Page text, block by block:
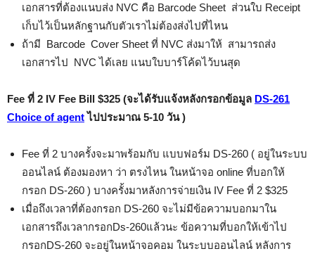
เอกสารที่ต้องแนบส่ง NVC คือ Barcode Sheet ส่วนใบ Receipt
เก็บไว้เป็นหลักฐานกับตัวเราไม่ต้องส่งไปที่ไหน
ถ้ามี Barcode Cover Sheet ที่ NVC ส่งมาให้ สามารถส่ง
เอกสารไป NVC ได้เลย แนบใบบาร์โค้ดไว้บนสุด
Fee ที่ 2 IV Fee Bill $325 (จะได้รับแจ้งหลังกรอกข้อมูล DS-261
Choice of agentไปประมาณ 5-10 วัน )
Fee ที่ 2 บางครั้งจะมาพร้อมกับ แบบฟอร์ม DS-260 ( อยู่ในระบบ
ออนไลน์ ต้องมองหา ว่า ตรงไหน ในหน้าจอ online ที่บอกให้
กรอก DS-260 ) บางครั้งมาหลังการจ่ายเงิน IV Fee ที่ 2 $325
เมื่อถึงเวลาที่ต้องกรอก DS-260 จะไม่มีข้อความบอกมาใน
เอกสารถึงเวลากรอกDs-260แล้วนะ ข้อความที่บอกให้เข้าไป
กรอกDS-260 จะอยู่ในหน้าจอคอม ในระบบออนไลน์ หลังการ